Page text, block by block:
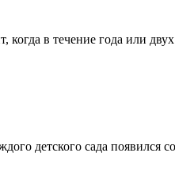
в течение года или
детского сада появился